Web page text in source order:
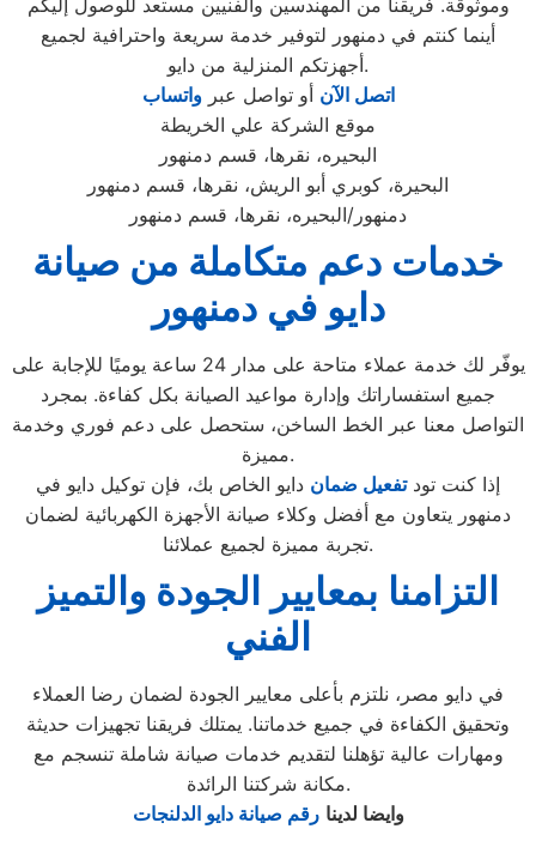
وموثوقة. فريقنا من المهندسين والفنيين مستعد للوصول إليكم
أينما كنتم في دمنهور لتوفير خدمة سريعة واحترافية لجميع
أجهزتكم المنزلية من دايو.
اتصل الآن أو تواصل عبرواتساب
موقع الشركة علي الخريطة
البحيره، نقرها، قسم دمنهور
البحيرة، كوبري أبو الريش، نقرها، قسم دمنهور
دمنهور/البحيره، نقرها، قسم دمنهور
خدمات دعم متكاملة من صيانة
دايو في دمنهور
يوفّر لك خدمة عملاء متاحة على مدار 24 ساعة يوميًا للإجابة على
جميع استفساراتك وإدارة مواعيد الصيانة بكل كفاءة. بمجرد
التواصل معنا عبر الخط الساخن، ستحصل على دعم فوري وخدمة
مميزة.
إذا كنت تودتفعيل ضمان دايو الخاص بك، فإن توكيل دايو في
دمنهور يتعاون مع أفضل وكلاء صيانة الأجهزة الكهربائية لضمان
تجربة مميزة لجميع عملائنا.
التزامنا بمعايير الجودة والتميز
الفني
في دايو مصر، نلتزم بأعلى معايير الجودة لضمان رضا العملاء
وتحقيق الكفاءة في جميع خدماتنا. يمتلك فريقنا تجهيزات حديثة
ومهارات عالية تؤهلنا لتقديم خدمات صيانة شاملة تنسجم مع
مكانة شركتنا الرائدة.
وايضا لدينا رقم صيانة دايو الدلنجات